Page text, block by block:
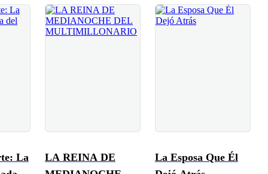
matrimonio?
La
LA REINA DE
La Esposa Que Él